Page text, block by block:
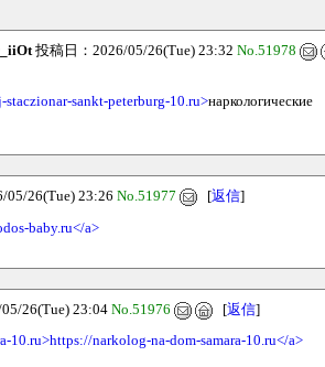
投稿日：2026/05/26(Tue) 23:32 No.51978
sankt-peterburg-10.ru>наркологические
26(Tue) 23:26 No.51977 [返信]
baby.ru</a>
26(Tue) 23:04 No.51976 [返信]
10.ru>https://narkolog-na-dom-samara-10.ru</a>